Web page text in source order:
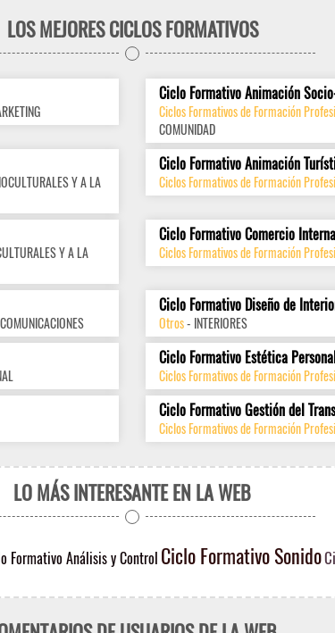
LOS MEJORES CICLOS FORMATIVOS
Ciclo Formativo Animación
Ciclos Formativos de Formación
COMUNIDAD
Y A LA
Ciclo Formativo Animación
Ciclos Formativos de Formación
Y A LA
Ciclo Formativo Comercio
Ciclos Formativos de Formación
Ciclo Formativo Diseño de
Otros- INTERIORES
Ciclo Formativo Estética
Ciclos Formativos de Formación
Ciclo Formativo Gestión del
Ciclos Formativos de Formación
LO MÁS INTERESANTE EN LA WEB
Formativo Análisis y Control Ciclo Formativo Sonido